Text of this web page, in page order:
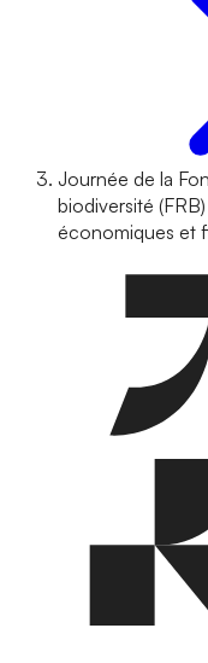
Journée de la
biodiversité
économiques et